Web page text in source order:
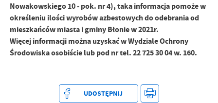
Nowakowskiego 10 - pok. nr 4), taka informacja pomoże w
określeniu ilości wyrobów azbestowych do odebrania od
mieszkańców miasta i gminy Błonie w 2021r.
Więcej informacji można uzyskać w Wydziale Ochrony
Środowiska osobiście lub pod nr tel. 22 725 30 04 w. 160.
UDOSTĘPNIJ